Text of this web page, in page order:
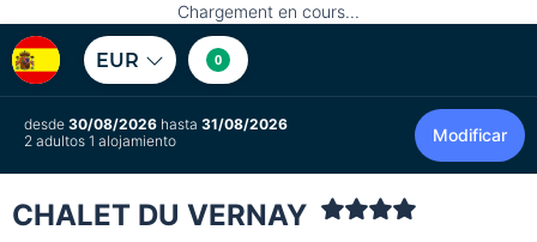
Chargement en cours...
EUR 0
desde 30/08/2026 hasta 31/08/2026
2 adultos 1 alojamiento
Modificar
CHALET DU VERNAY